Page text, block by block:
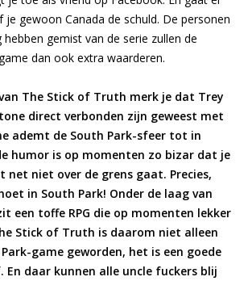
je gewoon Canada de schuld. De personen
gemist van de serie zullen de
dan ook extra waarderen.
The Stick of Truth merk je dat Trey
direct verbonden zijn geweest met
ademt de South Park-sfeer tot in
humor is op momenten zo bizar dat je
niet over de grens gaat. Precies,
in South Park! Onder de laag van
een toffe RPG die op momenten lekker
Stick of Truth is daarom niet alleen
game geworden, het is een goede
En daar kunnen alle uncle fuckers blij